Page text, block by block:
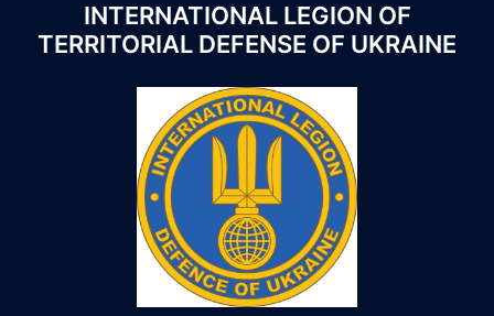
INTERNATIONAL LEGION OF
TERRITORIAL DEFENSE OF UKRAINE